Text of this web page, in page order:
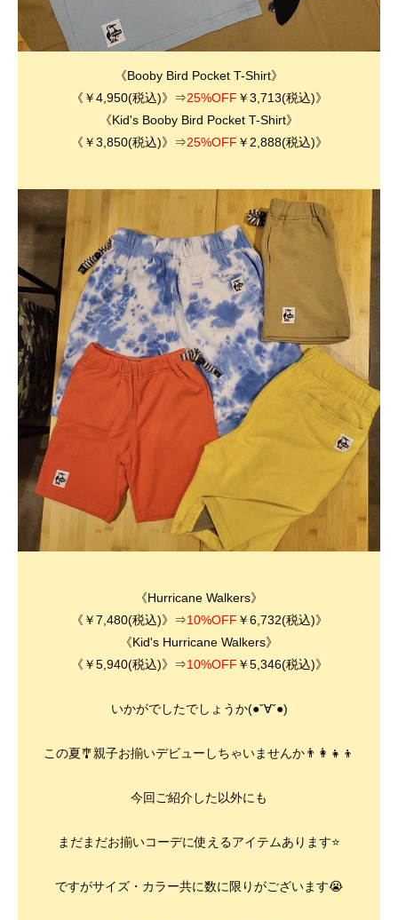
《Booby Bird Pocket T-Shirt》
《￥4,950(税込)》⇒25%OFF ￥3,713(税込)》
《Kid's Booby Bird Pocket T-Shirt》
《￥3,850(税込)》⇒25%OFF ￥2,888(税込)》
《Hurricane Walkers》
《￥7,480(税込)》⇒10%OFF ￥6,732(税込)》
《Kid's Hurricane Walkers》
《￥5,940(税込)》⇒10%OFF ￥5,346(税込)》
いかがでしたでしょうか(●ˇ∀ˇ●)
この夏🎐親子お揃いデビューしちゃいませんか👨‍👩‍👧‍👦
今回ご紹介した以外にも
まだまだお揃いコーデに使えるアイテムあります⭐
ですがサイズ・カラー共に数に限りがございます😭